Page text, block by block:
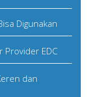
Digunakan
Provider EDC
dan